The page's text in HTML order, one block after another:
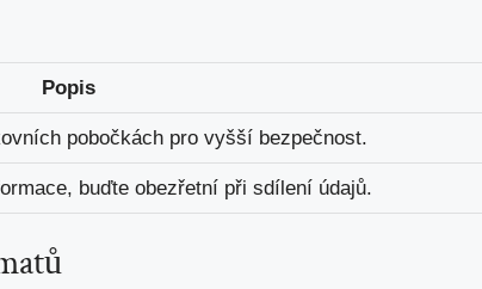
Popis
pobočkách pro‌ vyšší bezpečnost.
buďte obezřetní ​při sdílení údajů.